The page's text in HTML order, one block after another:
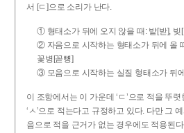
서 [ㄷ]으로 소리가 난다.
① 형태소가 뒤에 오지 않을 때: 밭[받], 빚[
② 자음으로 시작하는 형태소가 뒤에 올
꽃병[꼳뼝]
③ 모음으로 시작하는 실질 형태소가 뒤
이 조항에서는 이 가운데 ‘ㄷ’으로 적을 뚜
‘ㅅ’으로 적는다고 규정하고 있다. 다만 그
음으로 적을 근거가 없는 경우에도 적용된다